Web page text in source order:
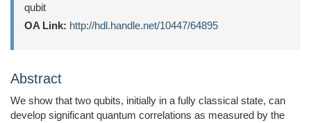
qubit
OA Link: http://hdl.handle.net/10447/64895
Abstract
We show that two qubits, initially in a fully classical state, can
develop significant quantum correlations as measured by the